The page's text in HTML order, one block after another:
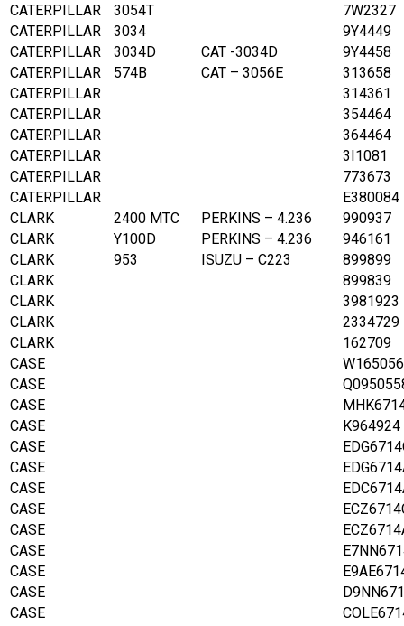
CATERPILLAR
3054T
7W2327
CATERPILLAR
3034
9Y4449
CATERPILLAR
3034D CAT -3034D
9Y4458
CATERPILLAR
574B CAT – 3056E
313658
CATERPILLAR
314361
CATERPILLAR
354464
CATERPILLAR
364464
CATERPILLAR
3I1081
CATERPILLAR
773673
CATERPILLAR
E380084
CLARK
2400 MTC PERKINS – 4.236
990937
CLARK
Y100D PERKINS – 4.236
946161
CLARK
953 ISUZU – C223
899899
CLARK
899839
CLARK
3981923
CLARK
2334729
CLARK
162709
CASE
CASE
CASE
CASE
K964924
CASE
CASE
CASE
CASE
CASE
CASE
CASE
CASE
CASE